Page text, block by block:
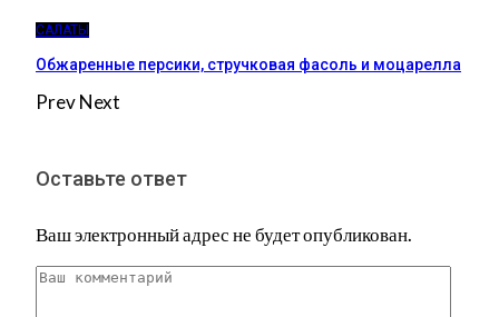
САЛАТЫ
Обжаренные персики, стручковая фасоль и моцарелла
PrevNext
Оставьте ответ
Ваш электронный адрес не будет опубликован.